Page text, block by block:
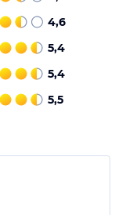
4,6
5,4
5,4
5,5